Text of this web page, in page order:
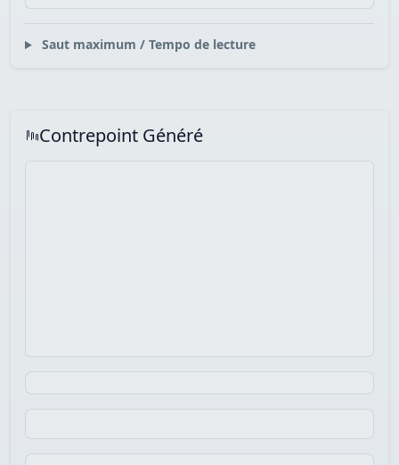
Saut maximum / Tempo de lecture
Contrepoint Généré